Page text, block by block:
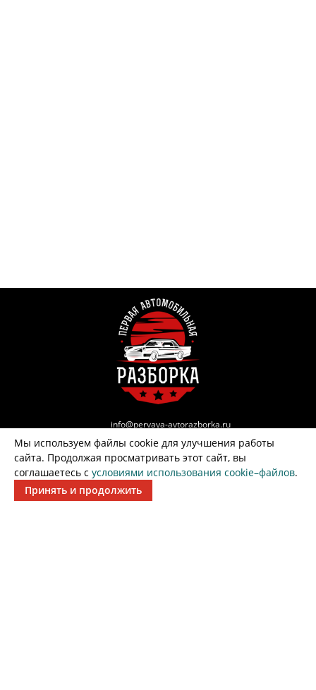
info@pervaya-avtorazborka.ru
г. Воронеж, Советский р-н, ул. Большая 1Д
г. Воронеж, территория Промышленная,
Рамонский р-он, Воронежская обл.
Мы используем файлы cookie для улучшения работы
сайта. Продолжая просматривать этот сайт, вы
соглашаетесь с условиями использования cookie–файлов.
Принять и продолжить